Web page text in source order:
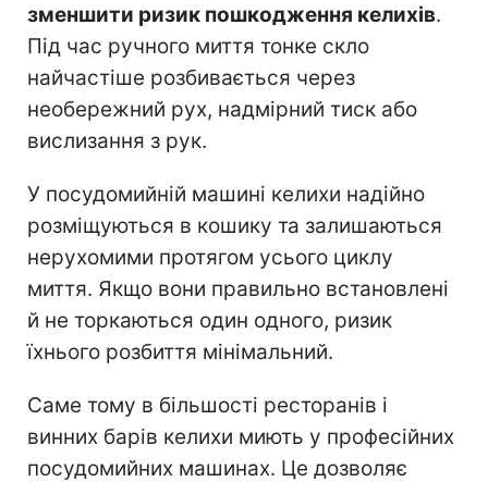
зменшити ризик пошкодження келихів.
Під час ручного миття тонке скло
найчастіше розбивається через
необережний рух, надмірний тиск або
вислизання з рук.
У посудомийній машині келихи надійно
розміщуються в кошику та залишаються
нерухомими протягом усього циклу
миття. Якщо вони правильно встановлені
й не торкаються один одного, ризик
їхнього розбиття мінімальний.
Саме тому в більшості ресторанів і
винних барів келихи миють у професійних
посудомийних машинах. Це дозволяє